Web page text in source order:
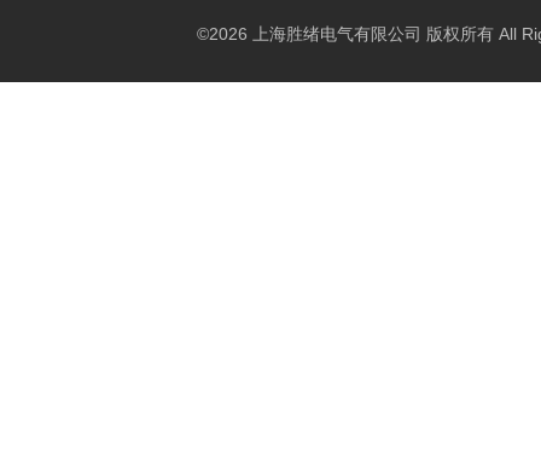
©2026 上海胜绪电气有限公司 版权所有 All